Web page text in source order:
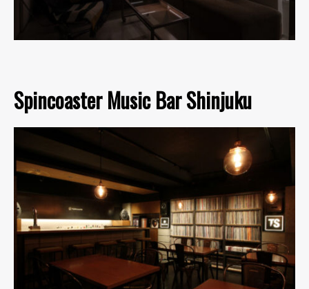
Spincoaster Music Bar Shinjuku